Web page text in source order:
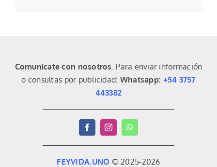
Comunicate con nosotros. Para enviar información
o consultas por publicidad: Whatsapp: +54 3757
443382
FEYVIDA.UNO © 2025-2026